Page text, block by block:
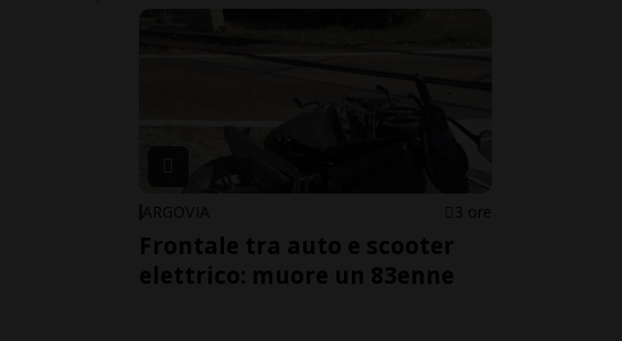
ARGOVIA 3 ore
Frontale tra auto e scooter
elettrico: muore un 83enne